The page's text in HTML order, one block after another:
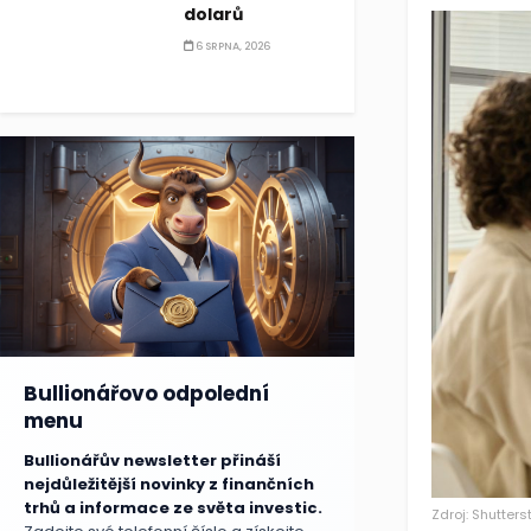
Zdroj:
dolarů
6 SRPNA, 2026
Bullionářovo odpolední
menu
Bullionářův newsletter přináší
nejdůležitější novinky z finančních
trhů a informace ze světa investic.